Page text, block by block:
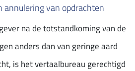
van opdrachten
na de totstandkoming van de
anders dan van geringe aard
is het vertaalbureau gerechtigd